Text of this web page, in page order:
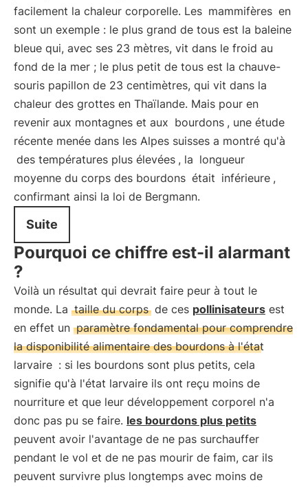
facilement la chaleur corporelle. Les mammifères en
sont un exemple : le plus grand de tous est la baleine
bleue qui, avec ses 23 mètres, vit dans le froid au
fond de la mer ; le plus petit de tous est la chauve-
souris papillon de 23 centimètres, qui vit dans la
chaleur des grottes en Thaïlande. Mais pour en
revenir aux montagnes et aux bourdons , une étude
récente menée dans les Alpes suisses a montré qu'à
des températures plus élevées , la longueur
moyenne du corps des bourdons était inférieure ,
confirmant ainsi la loi de Bergmann.
Suite
Pourquoi ce chiffre est-il alarmant
?
Voilà un résultat qui devrait faire peur à tout le
monde. La taille du corps de ces pollinisateurs est
en effet un paramètre fondamental pour comprendre
la disponibilité alimentaire des bourdons à l'état
larvaire : si les bourdons sont plus petits, cela
signifie qu'à l'état larvaire ils ont reçu moins de
nourriture et que leur développement corporel n'a
donc pas pu se faire. les bourdons plus petits
peuvent avoir l'avantage de ne pas surchauffer
pendant le vol et de ne pas mourir de faim, car ils
peuvent survivre plus longtemps avec moins de